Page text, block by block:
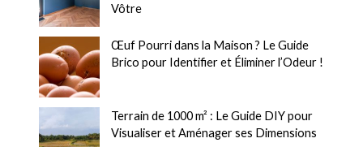
Vôtre
Œuf Pourri dans la Maison ? Le Guide
Brico pour Identifier et Éliminer l’Odeur !
Terrain de 1000 m² : Le Guide DIY pour
Visualiser et Aménager ses Dimensions